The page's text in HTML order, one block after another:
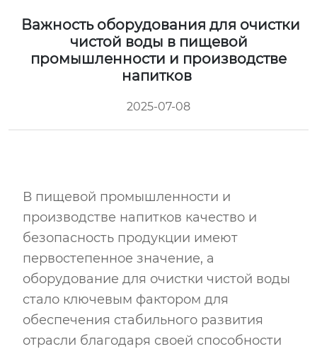
Важность оборудования для очистки
чистой воды в пищевой
промышленности и производстве
напитков
2025-07-08
В пищевой промышленности и
производстве напитков качество и
безопасность продукции имеют
первостепенное значение, а
оборудование для очистки чистой воды
стало ключевым фактором для
обеспечения стабильного развития
отрасли благодаря своей способности